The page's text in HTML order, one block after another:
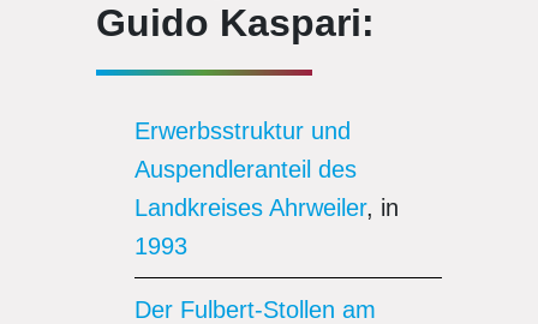
Guido Kaspari:
Erwerbsstruktur und
Auspendleranteil des
Landkreises Ahrweiler, in
1993
Der Fulbert-Stollen am